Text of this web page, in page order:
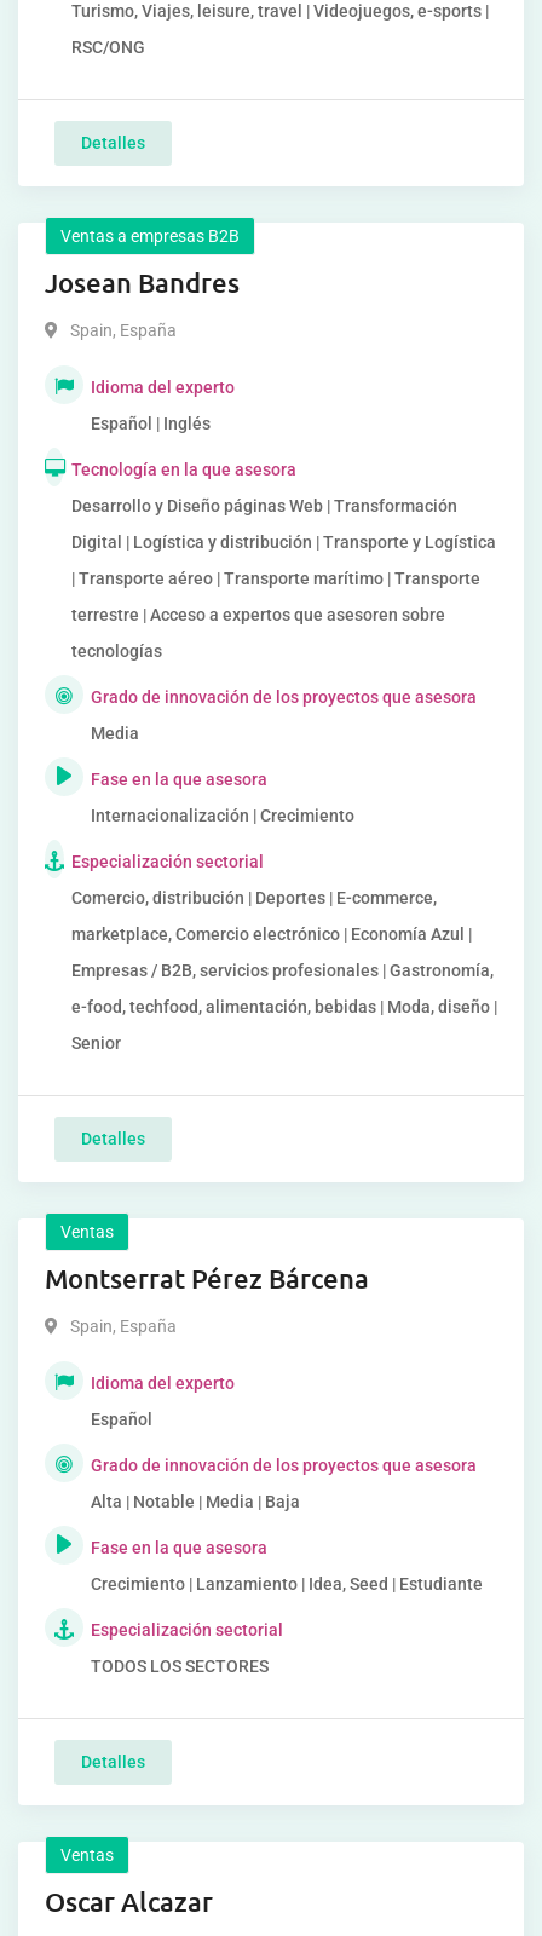
Turismo, Viajes, leisure, travel | Videojuegos, e-sports |
RSC/ONG
Detalles
Ventas a empresas B2B
Josean Bandres
Spain, España
Idioma del experto
Español | Inglés
Tecnología en la que asesora
Desarrollo y Diseño páginas Web | Transformación
Digital | Logística y distribución | Transporte y Logística
| Transporte aéreo | Transporte marítimo | Transporte
terrestre | Acceso a expertos que asesoren sobre
tecnologías
Grado de innovación de los proyectos que asesora
Media
Fase en la que asesora
Internacionalización | Crecimiento
Especialización sectorial
Comercio, distribución | Deportes | E-commerce,
marketplace, Comercio electrónico | Economía Azul |
Empresas / B2B, servicios profesionales | Gastronomía,
e-food, techfood, alimentación, bebidas | Moda, diseño |
Senior
Detalles
Ventas
Montserrat Pérez Bárcena
Spain, España
Idioma del experto
Español
Grado de innovación de los proyectos que asesora
Alta | Notable | Media | Baja
Fase en la que asesora
Crecimiento | Lanzamiento | Idea, Seed | Estudiante
Especialización sectorial
TODOS LOS SECTORES
Detalles
Ventas
Oscar Alcazar